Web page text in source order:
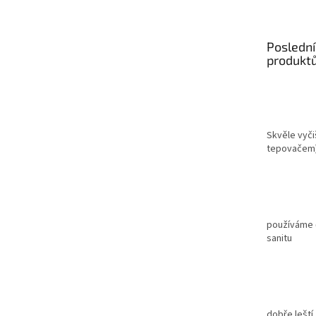
Skvěle
používáme
sanitu